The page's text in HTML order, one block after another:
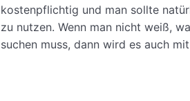
kostenpflichtig und man sollte
zu nutzen. Wenn man nicht weiß,
suchen muss, dann wird es auch